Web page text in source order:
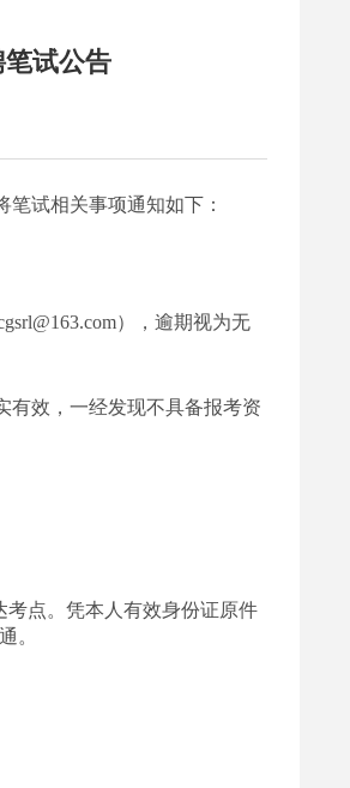
试公告
试相关事项通知如下：
），逾期视为无
有效，一经发现不具备报考资
考点。凭本人有效身份证原件
。